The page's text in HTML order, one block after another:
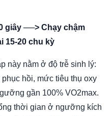
giây ──> Chạy chậm
15-20 chu kỳ
này nằm ở độ trễ sinh lý:
hồi, mức tiêu thụ oxy
gần 100% VO2max.
thời gian ở ngưỡng kích